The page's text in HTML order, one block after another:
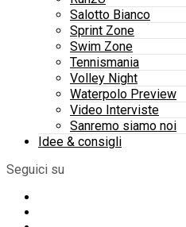
Salotto Bianco
Sprint Zone
Swim Zone
Tennismania
Volley Night
Waterpolo Preview
Video Interviste
Sanremo siamo noi
Idee & consigli
Seguici su